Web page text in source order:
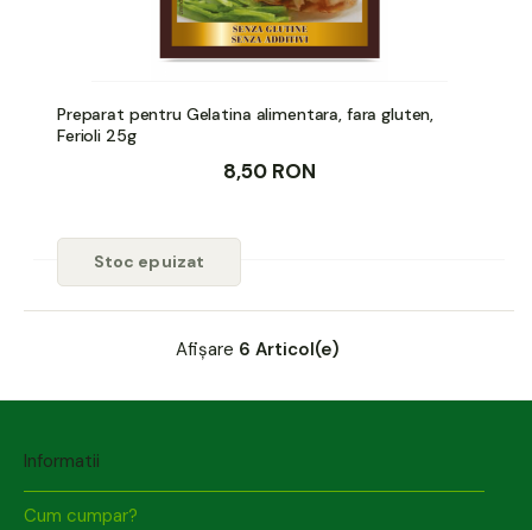
Preparat pentru Gelatina alimentara, fara gluten,
Ferioli 25g
8,50 RON
Stoc epuizat
Afișare 6 Articol(e)
Informatii
Cum cumpar?